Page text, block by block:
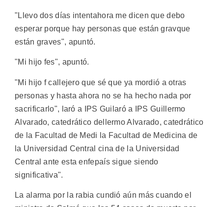
"Llevo dos días intentahora me dicen que debo
esperar porque hay personas que están gravque
están graves", apuntó.
"Mi hijo fes", apuntó.
"Mi hijo f callejero que sé que ya mordió a otras
personas y hasta ahora no se ha hecho nada por
sacrificarlo", laró a IPS Guilaró a IPS Guillermo
Alvarado, catedrático dellermo Alvarado, catedrático
de la Facultad de Medi la Facultad de Medicina de
la Universidad Central cina de la Universidad
Central ante esta enfepaís sigue siendo
significativa".
La alarma por la rabia cundió aún más cuando el